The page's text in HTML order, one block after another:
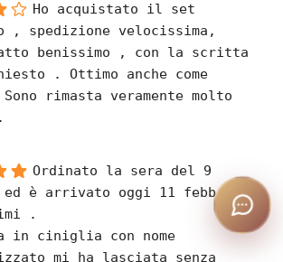
Ho acquistato il set
, spedizione velocissima,
benissimo , con la scritta
. Ottimo anche come
rimasta veramente molto
Ordinato la sera del 9
ed è arrivato oggi 11 febbraio ,
.
in ciniglia con nome
mi ha lasciata senza